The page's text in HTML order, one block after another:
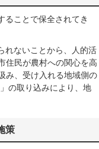
ることで保全されてき
れないことから、人的活
住民が農村への関心を高
み、受け入れる地域側の
の取り込みにより、地
策